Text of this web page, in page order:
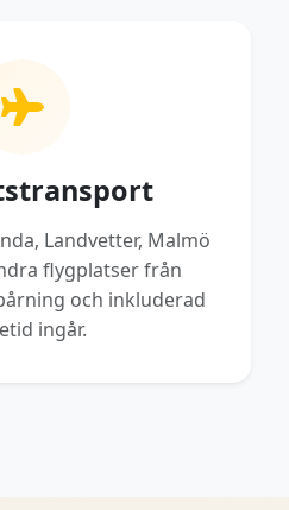
Landvetter, Malmö
flygplatser från
och inkluderad
ingår.